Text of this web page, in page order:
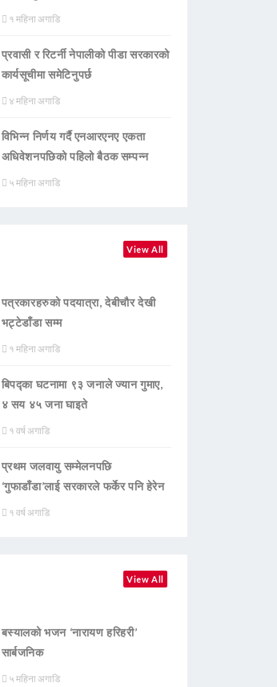
१ महिना अगाडि
प्रवासी र रिटर्नी नेपालीको पीडा सरकारको
कार्यसूचीमा समेटिनुपर्छ
४ महिना अगाडि
विभिन्न निर्णय गर्दै एनआरएनए एकता
अधिवेशनपछिको पहिलो बैठक सम्पन्न
५ महिना अगाडि
View All
पत्रकारहरुको पदयात्रा, देबीचौर देखी
भट्टेडाँडा सम्म
१ महिना अगाडि
बिपद्का घटनामा ९३ जनाले ज्यान गुमाए,
४ सय ४५ जना घाइते
१ वर्ष अगाडि
प्रथम जलवायु सम्मेलनपछि
‘गुफाडाँडा’लाई सरकारले फर्केर पनि हेरेन
१ वर्ष अगाडि
View All
बस्यालको भजन ‘नारायण हरिहरी’
सार्बजनिक
५ महिना अगाडि